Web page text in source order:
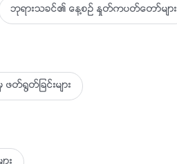
ဖင့္ ျပည့္ႏွက္။
ႏိုင္ပါမည္နည္း။
ဘုရားသခင္၏ ေန႔စဥ္ ႏႈတ္ကပတ္ေတာ္မ်ား
႐ြတ္ျခင္းမ်ား